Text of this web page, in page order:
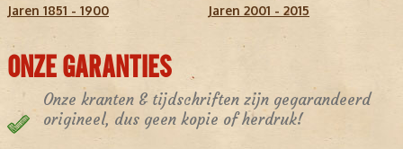
Jaren 1851 - 1900
Jaren 2001 - 2015
ONZE GARANTIES
Onze kranten & tijdschriften zijn gegarandeerd
origineel, dus geen kopie of herdruk!